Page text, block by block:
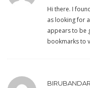
Hi there. I
as looking for
appears to be
bookmarks to